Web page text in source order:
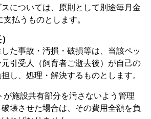
については、原則として別途毎月金
払うものとします。
た事故・汚損・破損等は、当該ペッ
元引受人（飼育者ご逝去後）が自己の
し、処理・解決するものとします。
施設共有部分を汚さないよう管理
壊させた場合は、その費用全額を負